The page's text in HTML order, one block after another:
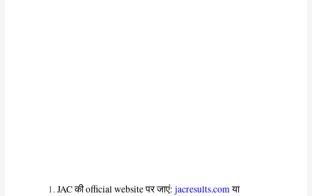
JAC की official website पर जाएं:jacresults.comया